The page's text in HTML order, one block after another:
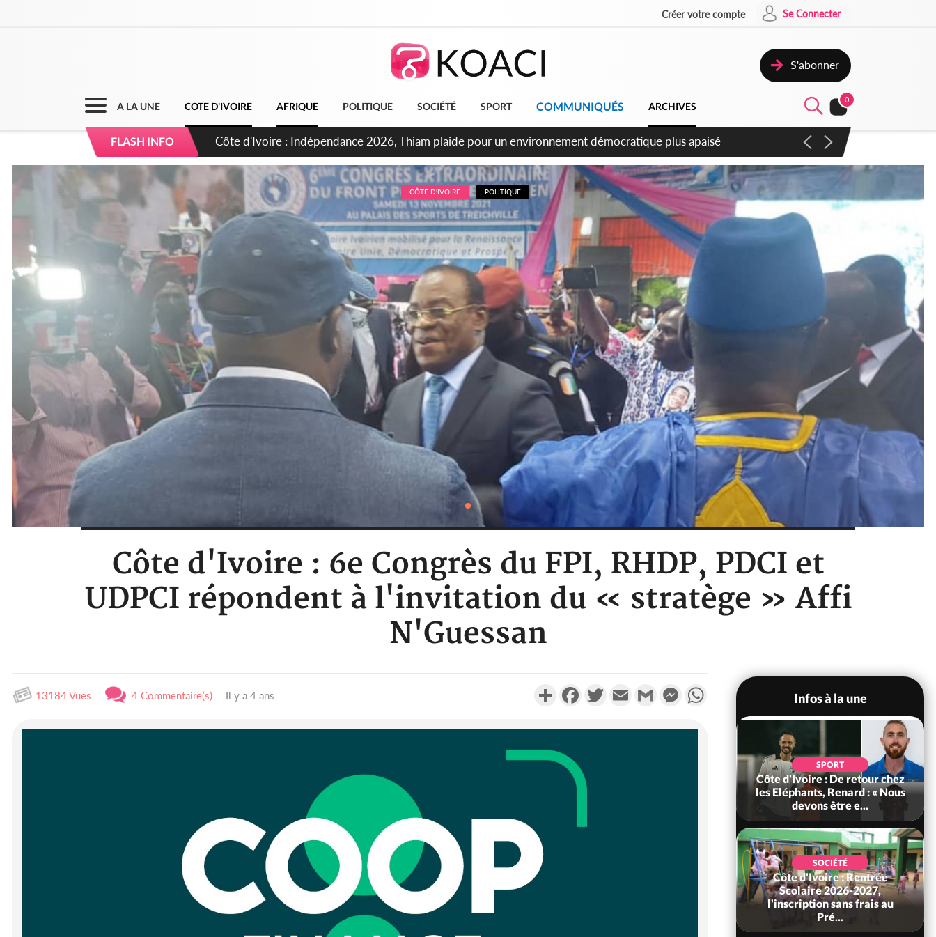
Créer votre compte Se Connecter
S'abonner
A LA UNE COTE D'IVOIRE AFRIQUE POLITIQUE SOCIÉTÉ SPORT COMMUNIQUÉS ARCHIVES
0
FLASH INFO Côte d'Ivoire : Concours INFAS 2026, les convocations seront disponibles à compter du samedi
CÔTE D'IVOIRE POLITIQUE
Côte d'Ivoire : 6e Congrès du FPI, RHDP, PDCI et
UDPCI répondent à l'invitation du « stratège » Affi
N'Guessan
13184 Vues 4 Commentaire(s) Il y a 4 ans PartagerFacebookTwitterEmail Gmail MessengerWhatsApp
Infos à la une
l'Indépendance, les Forces de
SPORT
Côte d'Ivoire : De retour chez
les Eléphants, Renard : « Nous
devons être e...
SOCIÉTÉ
Côte d'Ivoire : Rentrée
Scolaire 2026-2027,
l'inscription sans frais au
Pré...